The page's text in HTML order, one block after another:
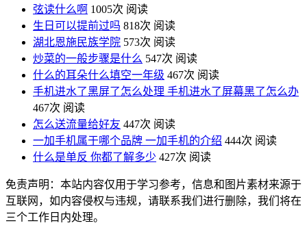
弦读什么啊 1005次 阅读
生日可以提前过吗 818次 阅读
湖北恩施民族学院 573次 阅读
炒菜的一般步骤是什么 547次 阅读
什么的耳朵什么填空一年级 467次 阅读
手机进水了黑屏了怎么处理 手机进水了屏幕黑了怎么办
467次 阅读
怎么送流量给好友 447次 阅读
一加手机属于哪个品牌 一加手机的介绍 444次 阅读
什么是单反 你都了解多少 427次 阅读
免责声明：本站内容仅用于学习参考，信息和图片素材来源于
互联网，如内容侵权与违规，请联系我们进行删除，我们将在
三个工作日内处理。